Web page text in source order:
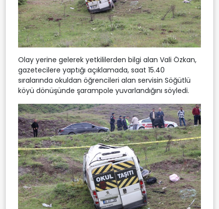
Olay yerine gelerek yetkililerden bilgi alan Vali Özkan,
gazetecilere yaptığı açıklamada, saat 15.40
sıralarında okuldan öğrencileri alan servisin Söğütlü
köyü dönüşünde şarampole yuvarlandığını söyledi.